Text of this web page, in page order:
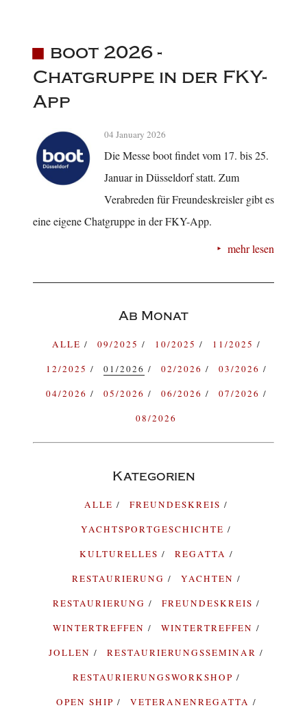
boot 2026 -
Chatgruppe in der FKY-
App
04 January 2026
Die Messe boot findet vom 17. bis 25.
Januar in Düsseldorf statt. Zum
Verabreden für Freundeskreisler gibt es
eine eigene Chatgruppe in der FKY-App.
mehr lesen
Ab Monat
ALLE 09/2025 10/2025
11/2025
12/2025
01/2026 02/2026
03/2026
04/2026
05/2026 06/2026
07/2026
08/2026
Kategorien
ALLE
FREUNDESKREIS
YACHTSPORTGESCHICHTE
KULTURELLES
REGATTA
RESTAURIERUNG
YACHTEN
RESTAURIERUNG
FREUNDESKREIS
WINTERTREFFEN
WINTERTREFFEN
JOLLEN
RESTAURIERUNGSSEMINAR
RESTAURIERUNGSWORKSHOP
OPEN SHIP
VETERANENREGATTA